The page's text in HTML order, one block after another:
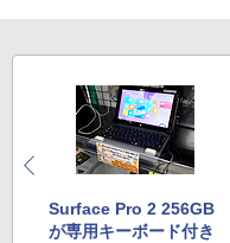
Surface Pro 2 256GB
が専用キーボード付き